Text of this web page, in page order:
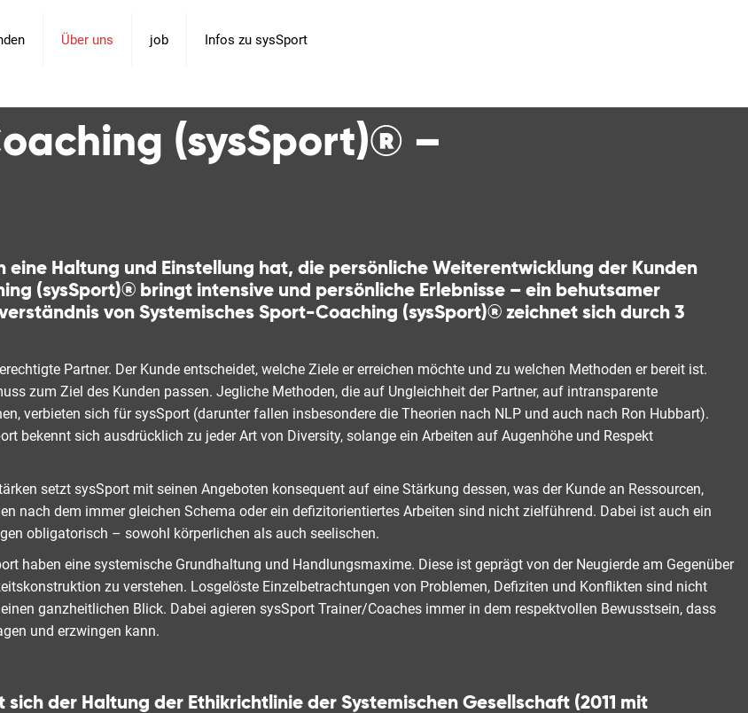
Über uns job Infos zu sysSport
(sysSport)® –
Haltung und Einstellung hat, die persönliche Weiterentwicklung der Kunden
(sysSport)® bringt intensive und persönliche Erlebnisse – ein behutsamer
von Systemisches Sport-Coaching (sysSport)® zeichnet sich durch 3
Partner. Der Kunde entscheidet, welche Ziele er erreichen möchte und zu welchen Methoden er bereit ist.
zum Ziel des Kunden passen. Jegliche Methoden, die auf Ungleichheit der Partner, auf intransparente
verbieten sich für sysSport (darunter fallen insbesondere die Theorien nach NLP und auch nach Ron Hubbart).
bekennt sich ausdrücklich zu jeder Art von Diversity, solange ein Arbeiten auf Augenhöhe und Respekt
setzt sysSport mit seinen Angeboten konsequent auf eine Stärkung dessen, was der Kunde an Ressourcen,
nach dem immer gleichen Schema oder ein defizitorientiertes Arbeiten sind nicht zielführend. Dabei ist auch ein
obligatorisch – sowohl körperlichen als auch seelischen.
haben eine systemische Grundhaltung und Handlungsmaxime. Diese ist geprägt von der Neugierde am Gegenüber
zu verstehen. Losgelöste Einzelbetrachtungen von Problemen, Defiziten und Konflikten sind nicht
ganzheitlichen Blick. Dabei agieren sysSport Trainer/Coaches immer in dem respektvollen Bewusstsein, dass
und erzwingen kann.
der Haltung der Ethikrichtlinie der Systemischen Gesellschaft (2011 mit